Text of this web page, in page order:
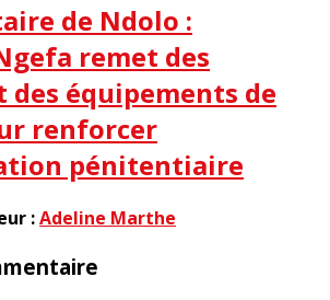
de Ndolo :
remet des
des équipements de
renforcer
pénitentiaire
:Adeline Marthe